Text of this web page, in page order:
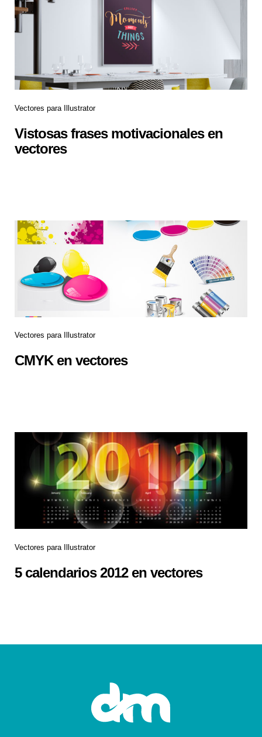
Vectores para Illustrator
Vistosas frases motivacionales en
vectores
Vectores para Illustrator
CMYK en vectores
Vectores para Illustrator
5 calendarios 2012 en vectores